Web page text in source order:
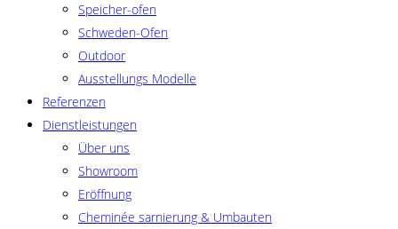
Speicher-ofen
Schweden-Ofen
Outdoor
Ausstellungs Modelle
Referenzen
Dienstleistungen
Über uns
Showroom
Eröffnung
Cheminée sarnierung & Umbauten